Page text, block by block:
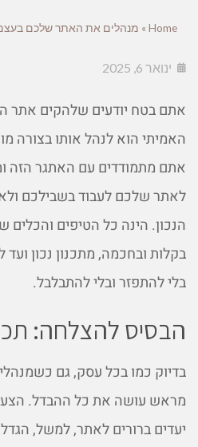
Home
» מנהלים את האתר שלכם
ינואר 6, 2025
אתם בטח יודעים שלהקים אתר
האמיתי הוא לנהל אותו בצורה
אתם מתמודדים עם האתגר הזה
לאתר שלכם לעבוד בשבילכם
הנכון. הינה כל הטיפים
בקלות ובחכמה, מתכנון נכון
בלי להתפזר ובלי להתבלבל.
הבסיס להצלחה:
בדיוק כמו בכל עסק, גם
מראש עושה את כל ההבדל.
יעדים ברורים לאתר, למשל,